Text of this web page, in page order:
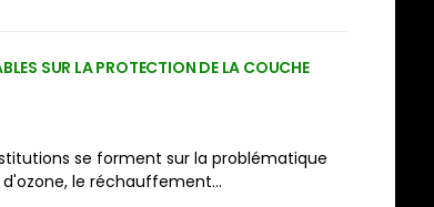
SUR LA PROTECTION DE LA COUCHE
se forment sur la problématique
le réchauffement…